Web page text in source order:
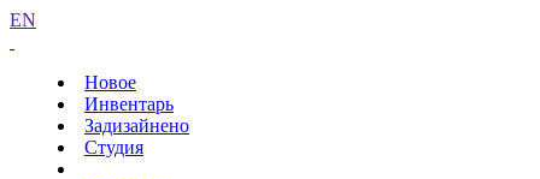
EN
Новое
Инвентарь
Задизайнено
Студия